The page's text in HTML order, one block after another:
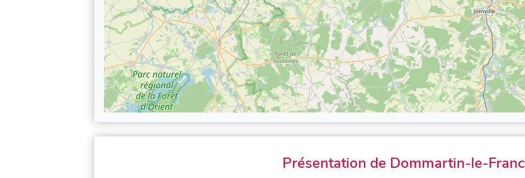
Présentation de Dommartin-le-Franc